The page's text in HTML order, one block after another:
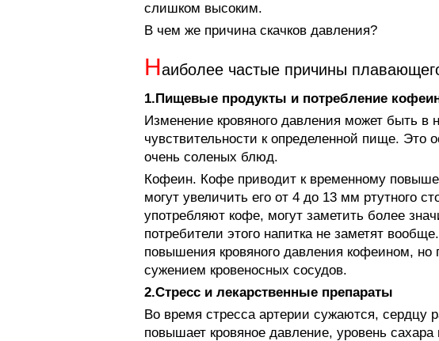
слишком высоким.
В чем же причина скачков давления?
Наиболее частые причины
1.Пищевые продукты и потребление
Изменение кровяного давления может быть в
чувствительности к определенной пище. Это
очень соленых блюд.
Кофеин. Кофе приводит к временному
могут увеличить его от 4 до 13 мм ртутного
употребляют кофе, могут заметить более
потребители этого напитка не заметят
повышения кровяного давления кофеином, но
сужением кровеносных сосудов.
2.Стресс и лекарственные препараты
Во время стресса артерии сужаются, сердцу
повышает кровяное давление, уровень сахара